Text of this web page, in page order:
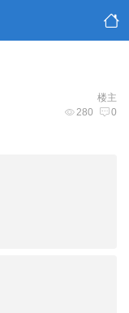
楼主
280 0